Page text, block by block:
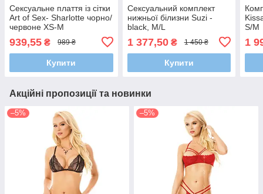
Сексуальне плаття із сітки
Art of Sex- Sharlotte чорно/
червоне XS-M
939,55 ₴ 989 ₴
Купити
Сексуальний комплект
нижньої білизни Suzi -
black, M/L
1 377,50₴ 1 450 ₴
Купити
S/M
1
Акційні пропозиції та новинки
–5% –5%